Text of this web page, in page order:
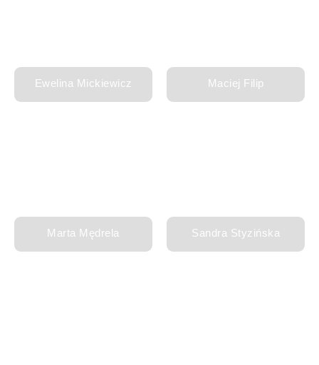
Ewelina Mickiewicz Maciej Filip
Marta Mędrela Sandra Styzińska